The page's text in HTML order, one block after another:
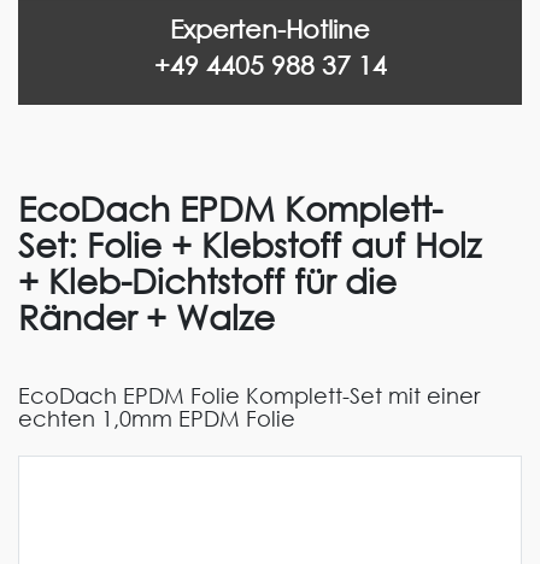
Experten-Hotline
+49 4405 988 37 14
EcoDach EPDM Komplett-
Set: Folie + Klebstoff auf Holz
+ Kleb-Dichtstoff für die
Ränder + Walze
EcoDach EPDM Folie Komplett-Set mit einer
echten 1,0mm EPDM Folie